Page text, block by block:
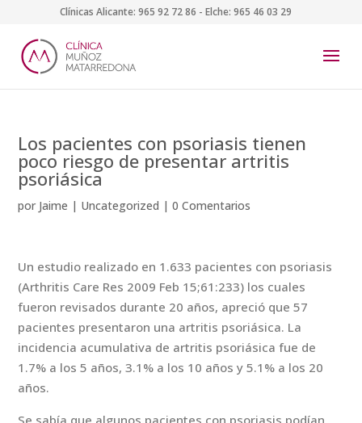
Clínicas Alicante: 965 92 72 86 - Elche: 965 46 03 29
Los pacientes con psoriasis tienen
poco riesgo de presentar artritis
psoriásica
por Jaime | Uncategorized |0 Comentarios
Un estudio realizado en 1.633 pacientes con psoriasis
(Arthritis Care Res 2009 Feb 15;61:233) los cuales
fueron revisados durante 20 años, apreció que 57
pacientes presentaron una artritis psoriásica. La
incidencia acumulativa de artritis psoriásica fue de
1.7% a los 5 años, 3.1% a los 10 años y 5.1% a los 20
años.
Se sabía que algunos pacientes con psoriasis podían